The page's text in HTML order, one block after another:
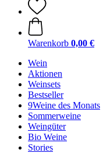
Warenkorb 0,00 €
Wein
Aktionen
Weinsets
Bestseller
9Weine des Monats
Sommerweine
Weingüter
Bio Weine
Stories